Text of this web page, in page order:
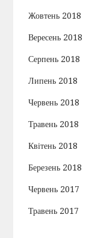
Жовтень 2018
Вересень 2018
Серпень 2018
Липень 2018
Червень 2018
Травень 2018
Квітень 2018
Березень 2018
Червень 2017
Травень 2017